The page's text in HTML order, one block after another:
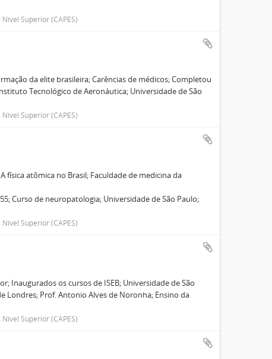
Superior (CAPES)
da elite brasileira; Carências de médicos; Completou
Tecnológico de Aeronáutica; Universidade de São
Superior (CAPES)
atômica no Brasil; Faculdade de medicina da
Curso de neuropatologia; Universidade de São Paulo;
Superior (CAPES)
Inaugurados os cursos de ISEB; Universidade de São
Londres; Prof. Antonio Alves de Noronha; Ensino da
Superior (CAPES)